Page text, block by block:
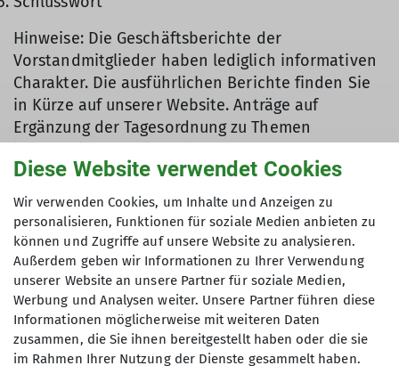
Hinweise: Die Geschäftsberichte der
Vorstandmitglieder haben lediglich informativen
Charakter. Die ausführlichen Berichte finden Sie
in Kürze auf unserer Website. Anträge auf
Ergänzung der Tagesordnung zu Themen
info@dav-wuerzburg.de. Bitte bringen Sie Ihren
Mitgliedsausweis zur Versammlung mit.
Prof. Dr. Norbert Menke - 1. Vorsitzender
(kommissarisch)
Service
Diese Website verwendet Cookies
Wir verwenden Cookies, um Inhalte und Anzeigen zu
personalisieren, Funktionen für soziale Medien anbieten zu
können und Zugriffe auf unsere Website zu analysieren.
Außerdem geben wir Informationen zu Ihrer Verwendung
unserer Website an unsere Partner für soziale Medien,
Werbung und Analysen weiter. Unsere Partner führen diese
Informationen möglicherweise mit weiteren Daten
zusammen, die Sie ihnen bereitgestellt haben oder die sie
im Rahmen Ihrer Nutzung der Dienste gesammelt haben.